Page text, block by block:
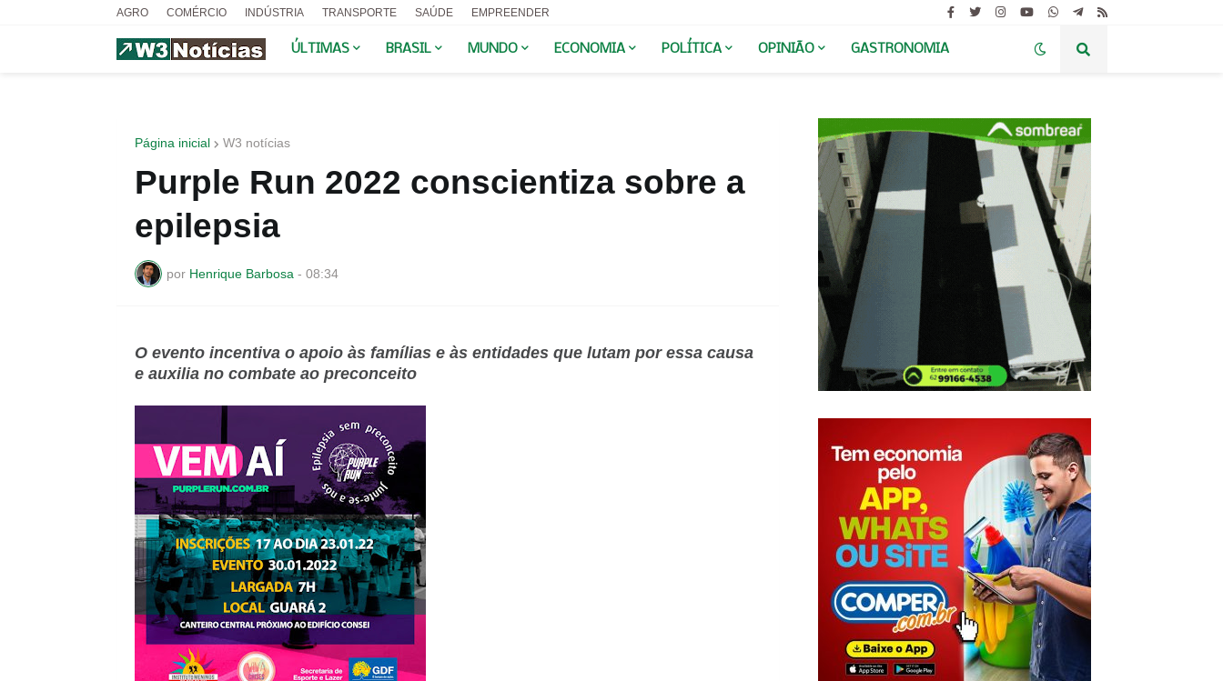
AGRO COMÉRCIO INDÚSTRIA TRANSPORTE SAÚDE EMPREENDER
ÚLTIMAS BRASIL MUNDO ECONOMIA POLÍTICA OPINIÃO GASTRONOMIA
Página inicial W3 notícias
Purple Run 2022 conscientiza sobre a
epilepsia
por Henrique Barbosa - 08:34
O evento incentiva o apoio às famílias e às entidades que lutam por essa causa
e auxilia no combate ao preconceito